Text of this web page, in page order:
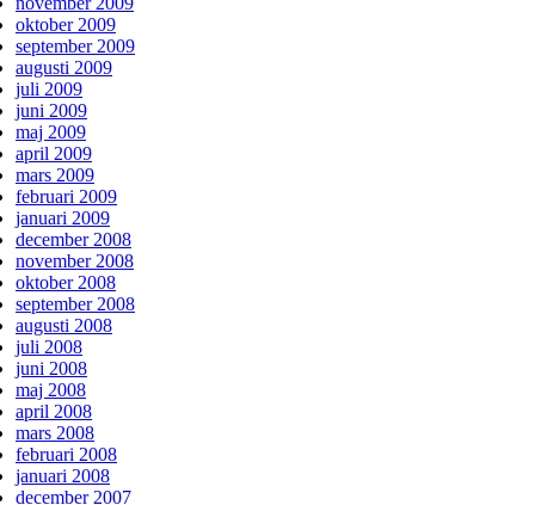
oktober 2009
september 2009
augusti 2009
juli 2009
juni 2009
maj 2009
april 2009
mars 2009
februari 2009
januari 2009
december 2008
november 2008
oktober 2008
september 2008
augusti 2008
juli 2008
juni 2008
maj 2008
april 2008
mars 2008
februari 2008
januari 2008
december 2007